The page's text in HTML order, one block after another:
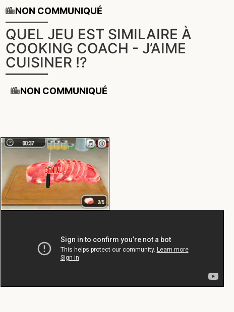
NON COMMUNIQUÉ
QUEL JEU EST SIMILAIRE À
COOKING COACH - J’AIME
CUISINER !?
NON COMMUNIQUÉ